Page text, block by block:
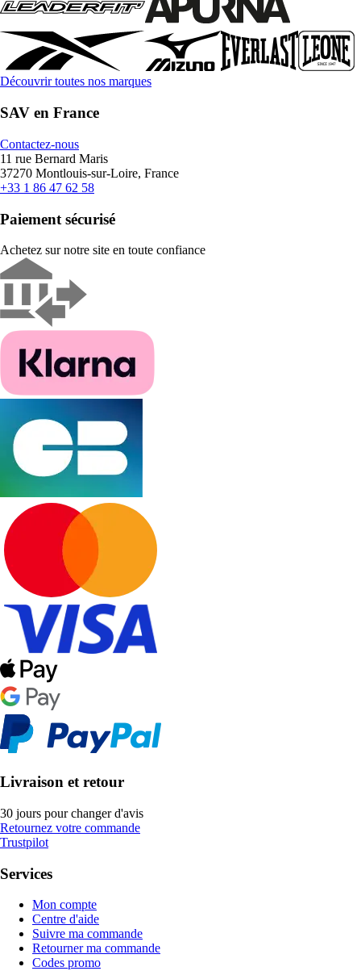
Découvrir toutes nos marques
SAV en France
Contactez-nous
11 rue Bernard Maris
37270 Montlouis-sur-Loire, France
+33 1 86 47 62 58
Paiement sécurisé
Achetez sur notre site en toute confiance
Livraison et retour
30 jours pour changer d'avis
Retournez votre commande
Trustpilot
Services
Mon compte
Centre d'aide
Suivre ma commande
Retourner ma commande
Codes promo